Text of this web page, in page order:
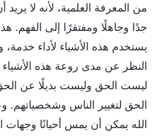
من المعرفة العلمية، لأنه لا
جدًا وجاهلًا ومفتقرًا إلى الفهم.
يستخدم هذه الأشياء لأداء
النظر عن مدى روعة هذه
ليست الحق وليست بديلًا عن
الحق لتغيير الناس وشخصياتهم.
الله يمكن أن يمس أحيانًا وجهات